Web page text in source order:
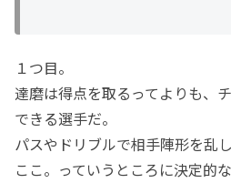
１つ目。
達磨は得点を取るってよりも、
できる選手だ。
パスやドリブルで相手陣形を乱し
ここ。っていうところに決定的な